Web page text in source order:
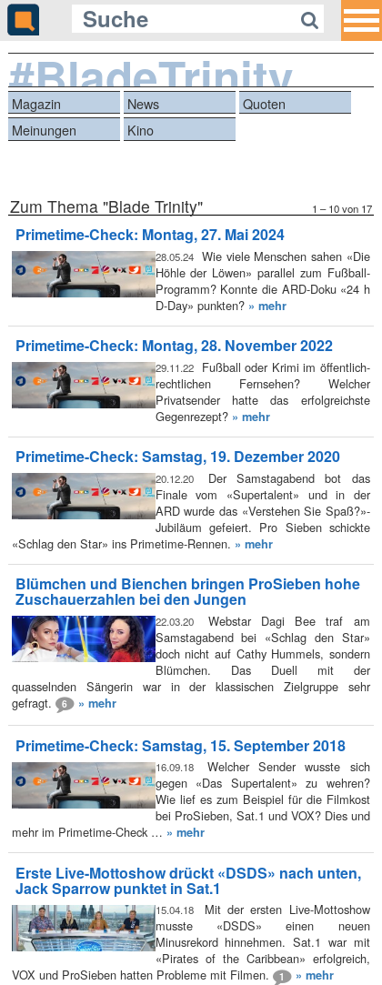
#BladeTrinity
Magazin News
Quoten
Meinungen
Kino
Zum Thema "Blade Trinity" 1 – 10 von 17
Primetime-Check: Montag, 27. Mai 2024
28.05.24 Wie viele Menschen sahen «Die
Höhle der Löwen» parallel zum Fußball-
Programm? Konnte die ARD-Doku «24 h
D-Day» punkten? » mehr
Primetime-Check: Montag, 28. November 2022
29.11.22
Fußball oder Krimi im öffentlich-
rechtlichen Fernsehen? Welcher
Privatsender hatte das erfolgreichste
Gegenrezept? » mehr
Primetime-Check: Samstag, 19. Dezember 2020
20.12.20
Der Samstagabend bot das
Finale vom «Supertalent» und in der
ARD wurde das «Verstehen Sie Spaß?»-
Jubiläum gefeiert. Pro Sieben schickte
«Schlag den Star» ins Primetime-Rennen. » mehr
Blümchen und Bienchen bringen ProSieben hohe
Zuschauerzahlen bei den Jungen
22.03.20
Webstar Dagi Bee traf am
Samstagabend bei «Schlag den Star»
doch nicht auf Cathy Hummels, sondern
Blümchen. Das Duell mit der
quasselnden Sängerin war in der klassischen Zielgruppe sehr
gefragt. 6 » mehr
Primetime-Check: Samstag, 15. September 2018
16.09.18
Welcher Sender wusste sich
gegen «Das Supertalent» zu wehren?
Wie lief es zum Beispiel für die Filmkost
bei ProSieben, Sat.1 und VOX? Dies und
mehr im Primetime-Check … » mehr
Erste Live-Mottoshow drückt «DSDS» nach unten,
Jack Sparrow punktet in Sat.1
15.04.18
Mit der ersten Live-Mottoshow
musste «DSDS» einen neuen
Minusrekord hinnehmen. Sat.1 war mit
«Pirates of the Caribbean» erfolgreich,
VOX und ProSieben hatten Probleme mit Filmen. 1 » mehr